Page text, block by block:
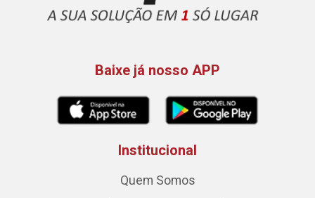
Baixe já nosso APP
Institucional
Quem Somos